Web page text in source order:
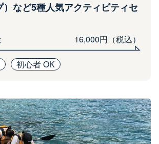
など5種人気アクティビティセ
16,000円（税込）
初心者 OK